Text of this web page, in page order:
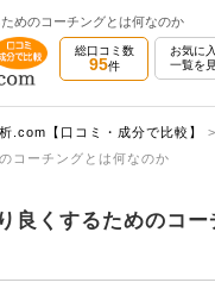
めのコーチングとは何なのか
総口コミ数
95件
お気に
一覧を
.com【口コミ・成分で比較】
コーチングとは何なのか
良くするためのコ